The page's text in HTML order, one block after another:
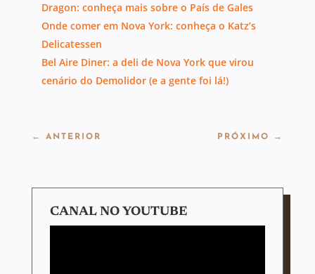
Dragon: conheça mais sobre o País de Gales
Onde comer em Nova York: conheça o Katz’s
Delicatessen
Bel Aire Diner: a deli de Nova York que virou
cenário do Demolidor (e a gente foi lá!)
← ANTERIOR PRÓXIMO →
CANAL NO YOUTUBE